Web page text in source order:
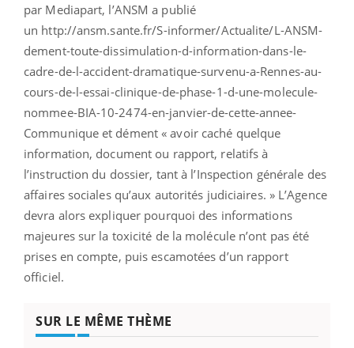
par Mediapart, l’ANSM a publié
un http://ansm.sante.fr/S-informer/Actualite/L-ANSM-
dement-toute-dissimulation-d-information-dans-le-
cadre-de-l-accident-dramatique-survenu-a-Rennes-au-
cours-de-l-essai-clinique-de-phase-1-d-une-molecule-
nommee-BIA-10-2474-en-janvier-de-cette-annee-
Communique et dément « avoir caché quelque
information, document ou rapport, relatifs à
l’instruction du dossier, tant à l’Inspection générale des
affaires sociales qu’aux autorités judiciaires. » L’Agence
devra alors expliquer pourquoi des informations
majeures sur la toxicité de la molécule n’ont pas été
prises en compte, puis escamotées d’un rapport
officiel.
SUR LE MÊME THÈME